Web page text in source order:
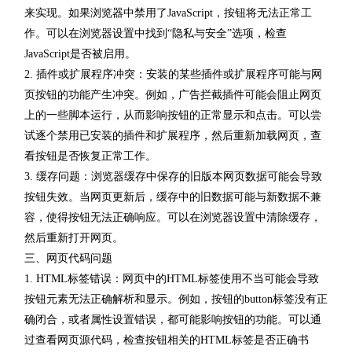
来实现。如果浏览器中禁用了JavaScript，按钮将无法正常工
作。可以在浏览器设置中找到“隐私与安全”选项，检查
JavaScript是否被启用。
2. 插件或扩展程序冲突：安装的某些插件或扩展程序可能与网
页按钮的功能产生冲突。例如，广告拦截插件可能会阻止网页
上的一些脚本运行，从而影响按钮的正常显示和点击。可以尝
试逐个禁用已安装的插件和扩展程序，然后重新加载网页，查
看按钮是否恢复正常工作。
3. 缓存问题：浏览器缓存中保存的旧版本网页数据可能会导致
按钮失效。当网页更新后，缓存中的旧数据可能与新数据不兼
容，使得按钮无法正确响应。可以在浏览器设置中清除缓存，
然后重新打开网页。
三、网页代码问题
1. HTML标签错误：网页中的HTML标签使用不当可能会导致
按钮元素无法正确解析和显示。例如，按钮的button标签没有正
确闭合，或者属性设置错误，都可能影响按钮的功能。可以通
过查看网页源代码，检查按钮相关的HTML标签是否正确书